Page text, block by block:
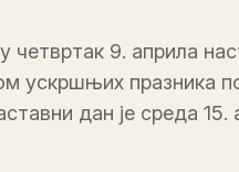
9. априла
ускршњих празника
дан је среда